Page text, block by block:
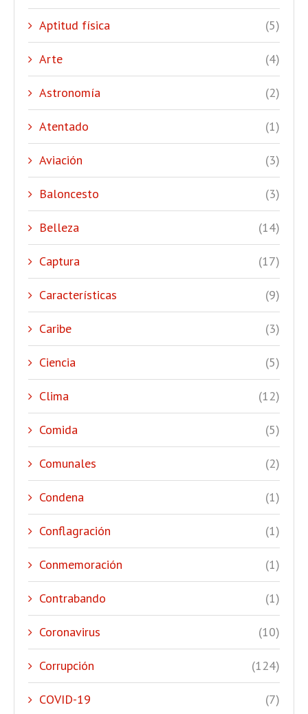
Aptitud física (5)
Arte (4)
Astronomía (2)
Atentado (1)
Aviación (3)
Baloncesto (3)
Belleza (14)
Captura (17)
Características (9)
Caribe (3)
Ciencia (5)
Clima (12)
Comida (5)
Comunales (2)
Condena (1)
Conflagración (1)
Conmemoración (1)
Contrabando (1)
Coronavirus (10)
Corrupción (124)
COVID-19 (7)